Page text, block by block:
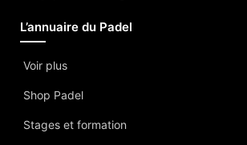
L’annuaire du Padel
Voir plus
Shop Padel
Stages et formation